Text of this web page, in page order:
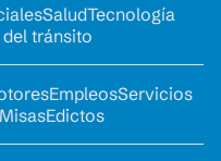
SaludTecnología
del tránsito
EmpleosServicios
Edictos